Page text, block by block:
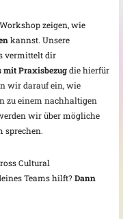
zeigen, wie
kannst. Unsere
vermittelt dir
Praxisbezugdie hierfür
wir darauf ein, wie
zu einem nachhaltigen
wir über mögliche
sprechen.
Cultural
Teams hilft?Dann